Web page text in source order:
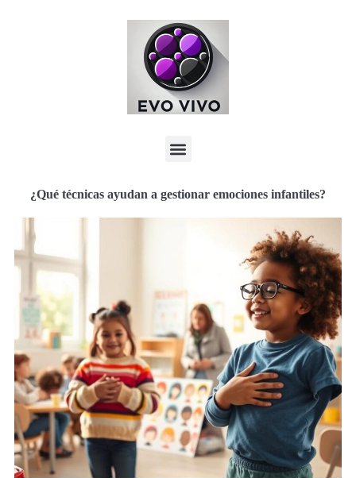
¿Qué técnicas ayudan a gestionar emociones infantiles?